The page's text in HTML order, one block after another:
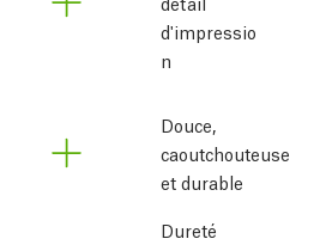
d'impressio
n
Douce,
caoutchouteuse
et durable
Dureté